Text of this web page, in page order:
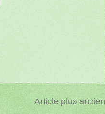
Article plus ancien